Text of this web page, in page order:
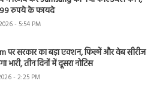
रुपये के फायदे
- 5:54 PM
पर सरकार का बड़ा एक्शन, फिल्में और वेब सीरीज
भारी, तीन दिनों में दूसरा नोटिस
- 2:25 PM